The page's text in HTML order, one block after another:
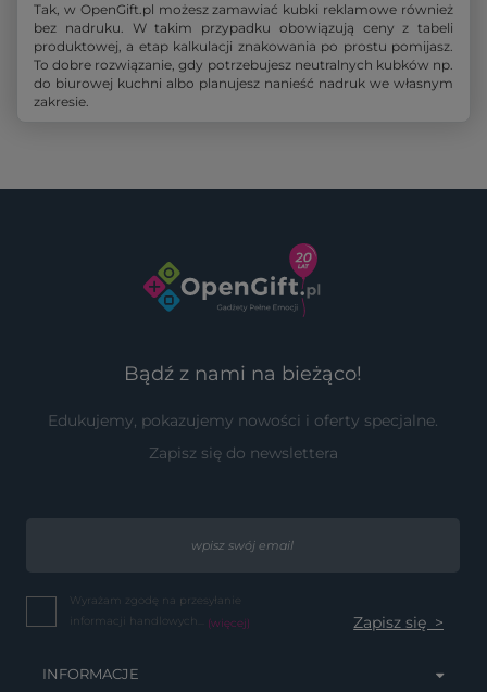
Tak, w OpenGift.pl możesz zamawiać kubki reklamowe również
bez nadruku. W takim przypadku obowiązują ceny z tabeli
produktowej, a etap kalkulacji znakowania po prostu pomijasz.
To dobre rozwiązanie, gdy potrzebujesz neutralnych kubków np.
do biurowej kuchni albo planujesz nanieść nadruk we własnym
zakresie.
Bądź z nami na bieżąco!
Edukujemy, pokazujemy nowości i oferty specjalne.
Zapisz się do newslettera
Wyrażam zgodę na przesyłanie
informacji handlowych... (więcej)
INFORMACJE